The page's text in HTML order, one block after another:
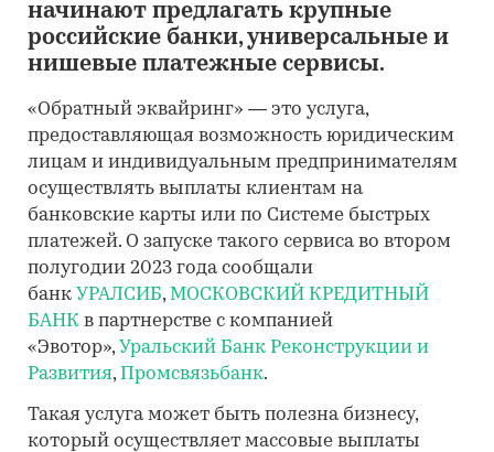
начинают предлагать крупные
российские банки, универсальные и
нишевые платежные сервисы.
«Обратный эквайринг» — это услуга,
предоставляющая возможность юридическим
лицам и индивидуальным предпринимателям
осуществлять выплаты клиентам на
банковские карты или по Системе быстрых
платежей. О запуске такого сервиса во втором
полугодии 2023 года сообщали
банк УРАЛСИБ, МОСКОВСКИЙ КРЕДИТНЫЙ
БАНК в партнерстве с компанией
«Эвотор», Уральский Банк Реконструкции и
Развития, Промсвязьбанк.
Такая услуга может быть полезна бизнесу,
который осуществляет массовые выплаты